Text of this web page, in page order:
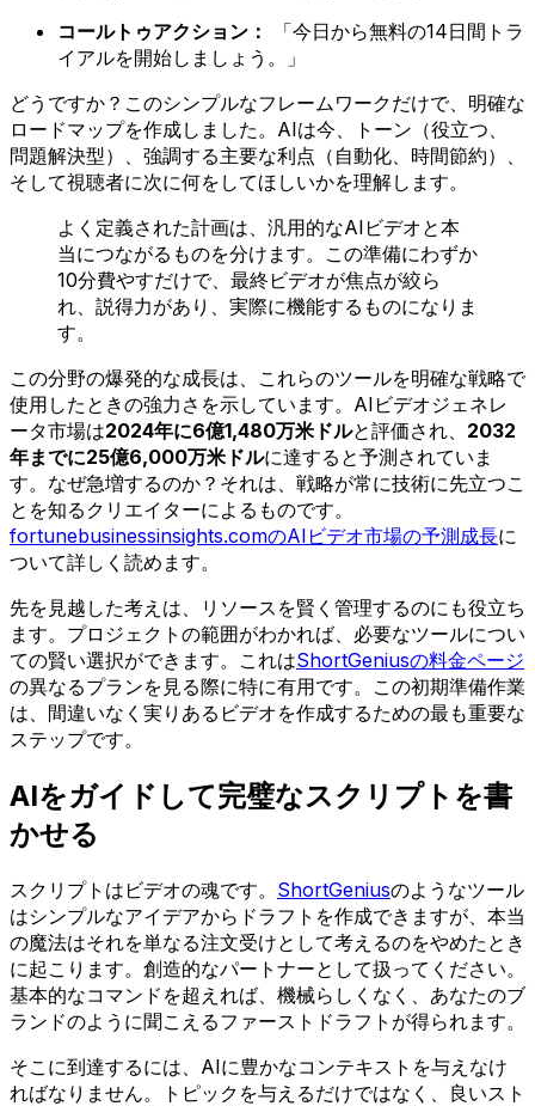
コールトゥアクション：
「今日から無料の14日間トラ
イアルを開始しましょう。」
どうですか？このシンプルなフレームワークだけで、明確な
ロードマップを作成しました。AIは今、トーン（役立つ、
問題解決型）、強調する主要な利点（自動化、時間節約）、
そして視聴者に次に何をしてほしいかを理解します。
よく定義された計画は、汎用的なAIビデオと本
当につながるものを分けます。この準備にわずか
10分費やすだけで、最終ビデオが焦点が絞ら
れ、説得力があり、実際に機能するものになりま
す。
この分野の爆発的な成長は、これらのツールを明確な戦略で
使用したときの強力さを示しています。AIビデオジェネレ
ータ市場は2024年に6億1,480万米ドルと評価され、 2032
年までに25億6,000万米ドルに達すると予測されていま
す。なぜ急増するのか？それは、戦略が常に技術に先立つこ
とを知るクリエイターによるものです。
fortunebusinessinsights.comのAIビデオ市場の予測成長に
ついて詳しく読めます。
先を見越した考えは、リソースを賢く管理するのにも役立ち
ます。プロジェクトの範囲がわかれば、必要なツールについ
ての賢い選択ができます。これはShortGeniusの料金ページ
の異なるプランを見る際に特に有用です。この初期準備作業
は、間違いなく実りあるビデオを作成するための最も重要な
ステップです。
AIをガイドして完璧なスクリプトを書
かせる
スクリプトはビデオの魂です。 ShortGeniusのようなツール
はシンプルなアイデアからドラフトを作成できますが、本当
の魔法はそれを単なる注文受けとして考えるのをやめたとき
に起こります。創造的なパートナーとして扱ってください。
基本的なコマンドを超えれば、機械らしくなく、あなたのブ
ランドのように聞こえるファーストドラフトが得られます。
そこに到達するには、AIに豊かなコンテキストを与えなけ
ればなりません。トピックを与えるだけではなく、良いスト